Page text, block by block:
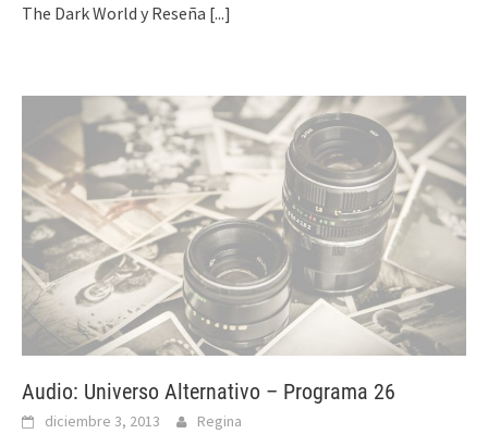
The Dark World y Reseña [...]
Audio: Universo Alternativo – Programa 26
diciembre 3, 2013 Regina